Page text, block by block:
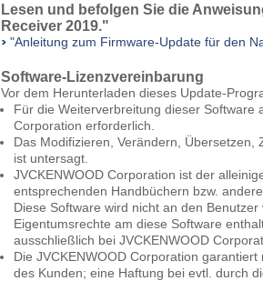
Lesen und befolgen Sie die
Receiver 2019."
"Anleitung zum Firmware-Update für den
Software-Lizenzvereinbarung
Vor dem Herunterladen dieses Update-
Für die Weiterverbreitung dieser Software
Corporation erforderlich.
Das Modifizieren, Verändern,
ist untersagt.
JVCKENWOOD Corporation ist der
entsprechenden Handbüchern bzw.
Diese Software wird nicht an den
Eigentumsrechte am diese Software
ausschließlich bei JVCKENWOOD
Die JVCKENWOOD Corporation
des Kunden; eine Haftung bei evtl. durch